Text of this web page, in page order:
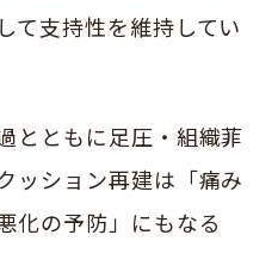
て支持性を維持してい
とともに足圧・組織菲
ッション再建は「痛み
化の予防」にもなる